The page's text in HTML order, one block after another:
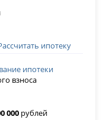
ипотеку
ипотеки
взноса
000 рублей